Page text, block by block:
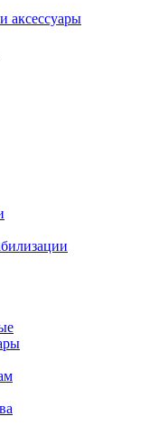
аксессуары